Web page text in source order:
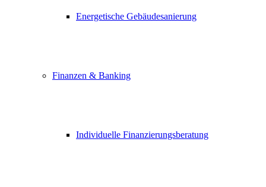
Energetische Gebäudesanierung
Finanzen & Banking
Individuelle Finanzierungsberatung